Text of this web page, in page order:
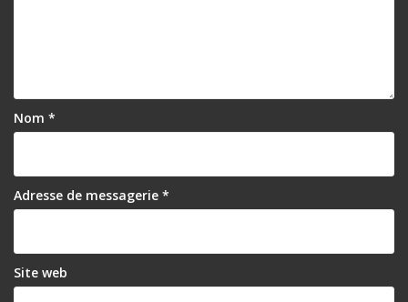
Nom *
Adresse de messagerie *
Site web